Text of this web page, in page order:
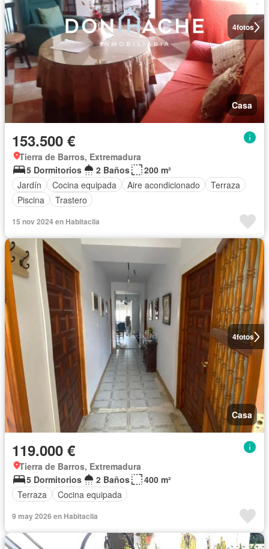
4fotos
Casa
153.500 €
Tierra de Barros, Extremadura
5 Dormitorios
2 Baños
200 m²
Jardín
Cocina equipada Aire acondicionado
Terraza
Piscina
Trastero
15 nov 2024 en Habitaclia
4fotos
Casa
119.000 €
Tierra de Barros, Extremadura
5 Dormitorios
2 Baños
400 m²
Terraza
Cocina equipada
9 may 2026 en Habitaclia